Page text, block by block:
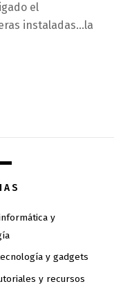
el
instaladas…la
y
y gadgets
y recursos